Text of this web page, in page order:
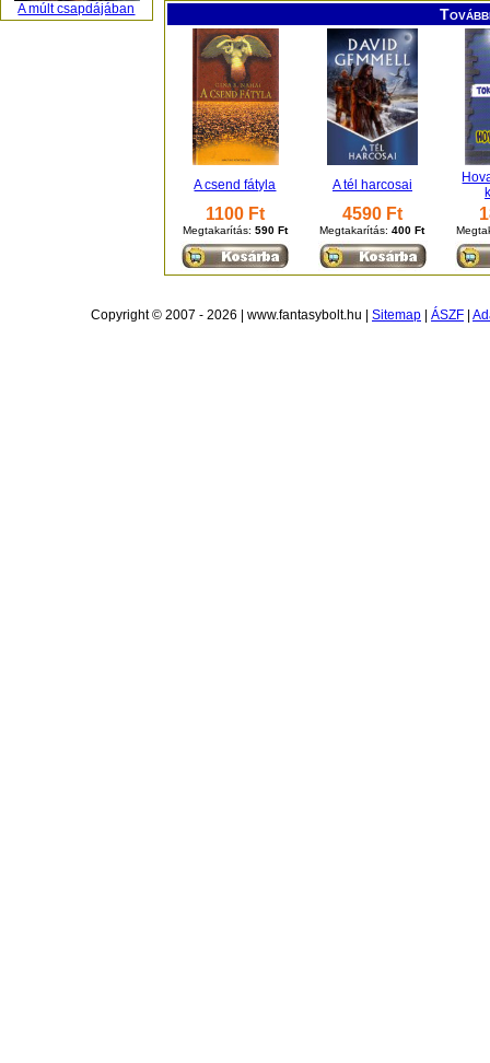
A múlt csapdájában
A csend fátyla A tél harcosai
1100 Ft
Megtakarítás: 590 Ft
4590 Ft
Megtakarítás:400 Ft
Copyright © 2007 - 2026 | www.fantasybolt.hu | Sitemap ÁSZF